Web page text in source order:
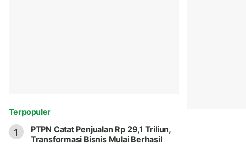
Terpopuler
1
PTPN Catat Penjualan Rp 29,1 Triliun,
Transformasi Bisnis Mulai Berhasil